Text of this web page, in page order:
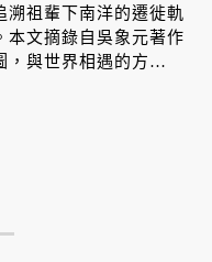
溯祖輩下南洋的遷徙軌
本文摘錄自吳象元著作
，與世界相遇的方